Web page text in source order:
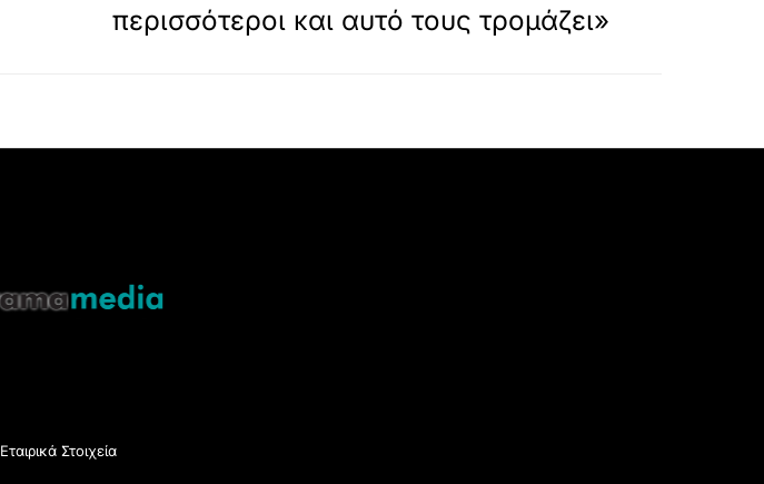
περισσότεροι και αυτό τους τρομάζει»
Top
Εταιρικά Στοιχεία